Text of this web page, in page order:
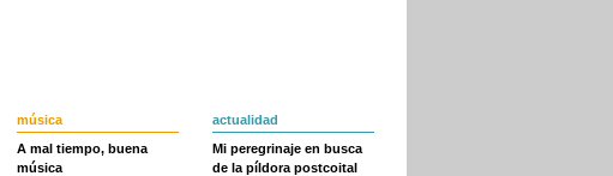
música
A mal tiempo, buena
música
actualidad
Mi peregrinaje en busca
de la píldora postcoital